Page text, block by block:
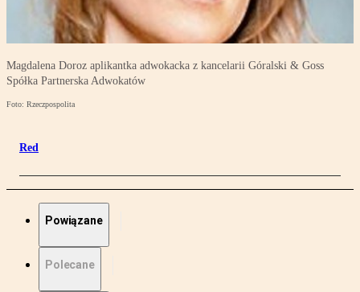
Magdalena Doroz aplikantka adwokacka z kancelarii Góralski & Goss
Spółka Partnerska Adwokatów
Foto: Rzeczpospolita
Red
Powiązane
Polecane